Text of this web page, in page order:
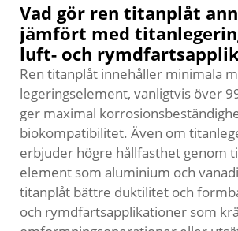
Vad gör ren titanplåt
jämfört med
luft- och
Ren titanplåt innehåller minimala
legeringselement, vanligtvis över
ger maximal
biokompatibilitet. Även om
erbjuder högre hållfasthet genom
element som aluminium och
titanplåt bättre duktilitet och
och rymdfartsapplikationer som